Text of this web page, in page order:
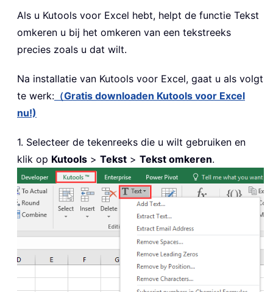
Als u Kutools voor Excel hebt, helpt de functie Tekst
omkeren u bij het omkeren van een tekstreeks
precies zoals u dat wilt.
Na installatie van Kutools voor Excel, gaat u als volgt
te werk: （Gratis downloaden Kutools voor Excel
nu!)
1. Selecteer de tekenreeks die u wilt gebruiken en
klik op Kutools > Tekst > Tekst omkeren.